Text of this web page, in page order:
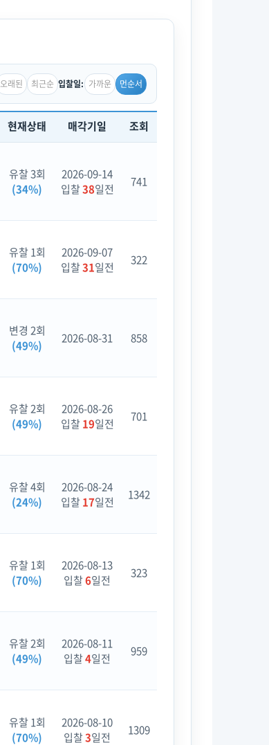
오래된 최근순 입찰일: 가까운 먼순서
현재상태 매각기일 조회
유찰 3회
(34%)
2026-09-14
입찰38일전 741
유찰 1회
(70%)
2026-09-07
입찰31일전 322
변경 2회
(49%)
2026-08-31 858
유찰 2회
(49%)
2026-08-26
입찰19일전 701
유찰 4회
(24%)
2026-08-24
입찰17일전 1342
유찰 1회
(70%)
2026-08-13
입찰6일전 323
유찰 2회
(49%)
2026-08-11
입찰4일전 959
유찰 1회
(70%)
2026-08-10
입찰3일전 1309